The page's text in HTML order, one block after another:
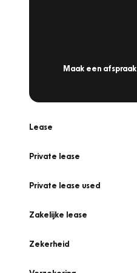
Maak een afspraak
Lease
Private lease
Private lease used
Zakelijke lease
Zekerheid